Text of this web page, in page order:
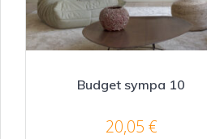
Budget sympa 10
20,05 €